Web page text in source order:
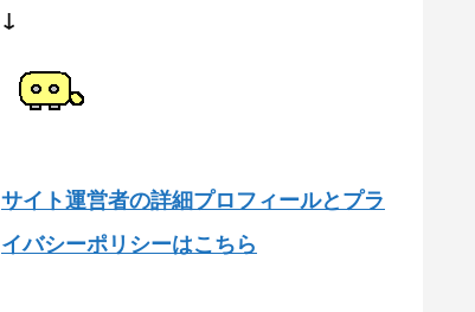
↓
サイト運営者の詳細プロフィールとプラ
イバシーポリシーはこちら